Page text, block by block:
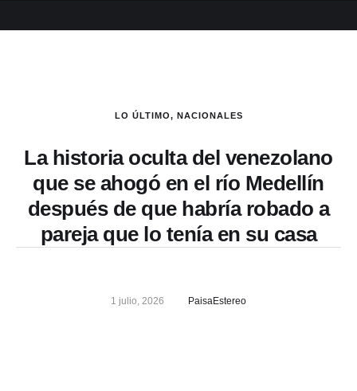
LO ÚLTIMO, NACIONALES
La historia oculta del venezolano
que se ahogó en el río Medellín
después de que habría robado a
pareja que lo tenía en su casa
1 julio, 2026 PaisaEstereo